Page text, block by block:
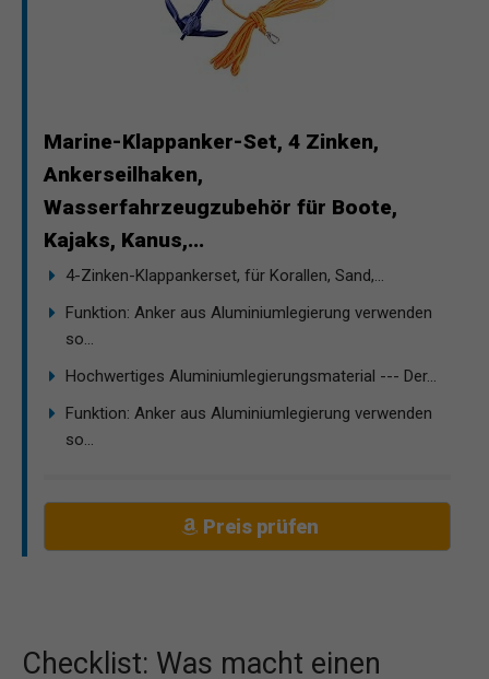
Marine-Klappanker-Set, 4 Zinken,
Ankerseilhaken,
Wasserfahrzeugzubehör für Boote,
Kajaks, Kanus,...
4-Zinken-Klappankerset, für Korallen, Sand,...
Funktion: Anker aus Aluminiumlegierung verwenden
so...
Hochwertiges Aluminiumlegierungsmaterial --- Der...
Funktion: Anker aus Aluminiumlegierung verwenden
so...
Preis prüfen
Checklist: Was macht einen